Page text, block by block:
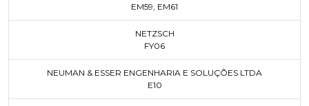
EM59, EM61
NETZSCH
FY06
NEUMAN & ESSER ENGENHARIA E SOLUÇÕES LTDA
E10